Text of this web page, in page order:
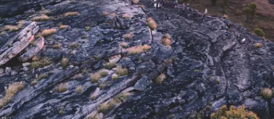
ー
シ
ョ
ン
エ
気
が
高
い
場
所
験
旅
行
タ
画
と
予
約
カドゥでの無料アクティビ
ィ